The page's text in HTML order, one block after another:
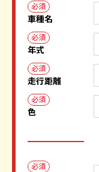
必須
車種名
必須
年式
必須
走行距離
必須
色
必須